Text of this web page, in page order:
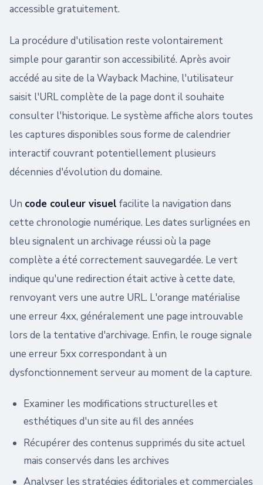
accessible gratuitement.
La procédure d'utilisation reste volontairement
simple pour garantir son accessibilité. Après avoir
accédé au site de la Wayback Machine, l'utilisateur
saisit l'URL complète de la page dont il souhaite
consulter l'historique. Le système affiche alors toutes
les captures disponibles sous forme de calendrier
interactif couvrant potentiellement plusieurs
décennies d'évolution du domaine.
Un code couleur visuel facilite la navigation dans
cette chronologie numérique. Les dates surlignées en
bleu signalent un archivage réussi où la page
complète a été correctement sauvegardée. Le vert
indique qu'une redirection était active à cette date,
renvoyant vers une autre URL. L'orange matérialise
une erreur 4xx, généralement une page introuvable
lors de la tentative d'archivage. Enfin, le rouge signale
une erreur 5xx correspondant à un
dysfonctionnement serveur au moment de la capture.
Examiner les modifications structurelles et
esthétiques d'un site au fil des années
Récupérer des contenus supprimés du site actuel
mais conservés dans les archives
Analyser les stratégies éditoriales et commerciales